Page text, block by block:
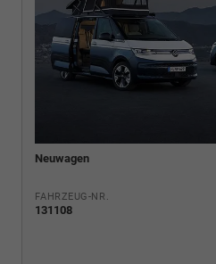
Neuwagen
FAHRZEUG-NR.
131108